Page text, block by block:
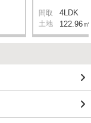
間取 4LDK
土地 122.96㎡